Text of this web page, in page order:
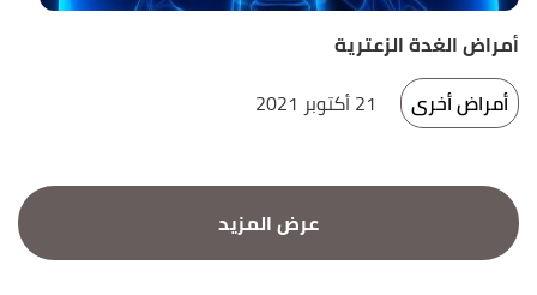
أمراض الغدة الزعترية
أمراض أخرى
21 أكتوبر 2021